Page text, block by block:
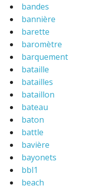
bandes
bannière
barette
baromètre
barquement
bataille
batailles
bataillon
bateau
baton
battle
bavière
bayonets
bbl1
beach